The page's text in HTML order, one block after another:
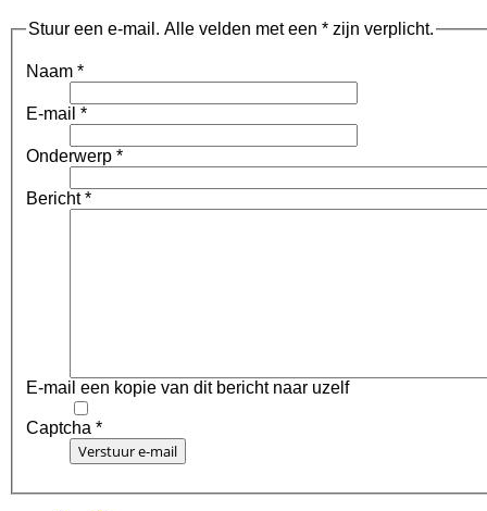
Stuur een e-mail. Alle velden met een * zijn verplicht.
Naam *
E-mail *
Onderwerp *
Bericht*
E-mail een kopie van dit bericht naar uzelf
Captcha *
Verstuur e-mail